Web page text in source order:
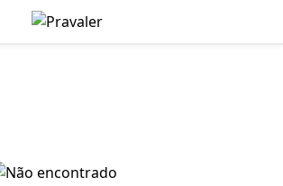
principal